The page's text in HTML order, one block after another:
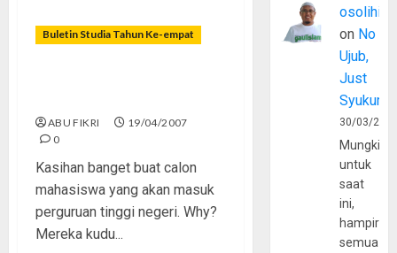
Buletin Studia Tahun Ke-empat
ABU FIKRI
19/04/2007
0
Kasihan banget buat calon
mahasiswa yang akan masuk
perguruan tinggi negeri. Why?
Mereka kudu...
osolihin
on No
Ujub,
Just
Syukur
30/03/
Mungkin
untuk
saat
ini,
hampir
semua